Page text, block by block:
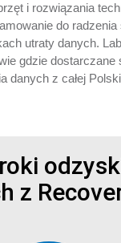
i rozwiązania
do radzenia
utraty danych.
gdzie
danych z całej
z